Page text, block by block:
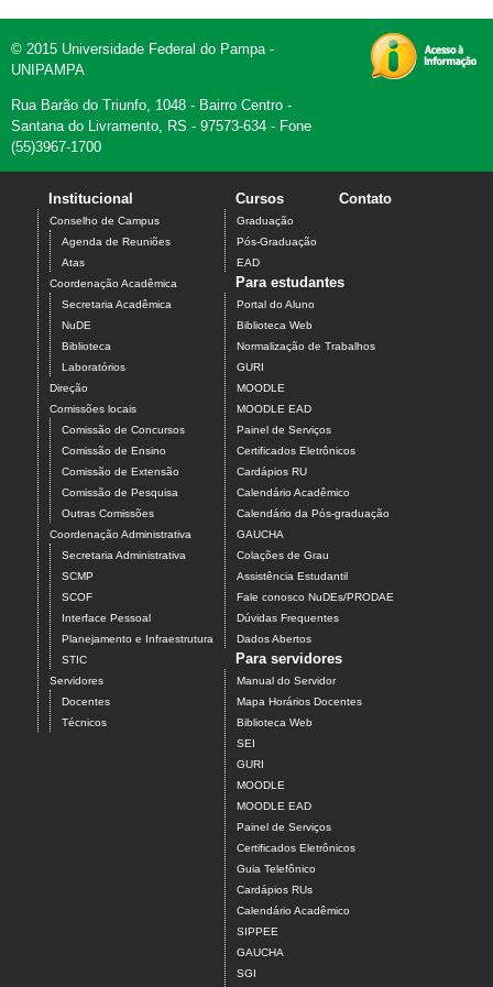
© 2015 Universidade Federal do Pampa -
UNIPAMPA
Rua Barão do Triunfo, 1048 - Bairro Centro -
Santana do Livramento, RS - 97573-634 - Fone
(55)3967-1700
Institucional
Conselho de Campus
Agenda de Reuniões
Atas
Coordenação Acadêmica
Secretaria Acadêmica
NuDE
Biblioteca
Laboratórios
Direção
Comissões locais
Comissão de Concursos
Comissão de Ensino
Comissão de Extensão
Comissão de Pesquisa
Outras Comissões
Coordenação Administrativa
Secretaria Administrativa
SCMP
SCOF
Interface Pessoal
Planejamento e Infraestrutura
STIC
Servidores
Docentes
Técnicos
Cursos
Graduação
Pós-Graduação
EAD
Contato
Para estudantes
Portal do Aluno
Biblioteca Web
Normalização de Trabalhos
GURI
MOODLE
MOODLE EAD
Painel de Serviços
Certificados Eletrônicos
Cardápios RU
Calendário Acadêmico
Calendário da Pós-graduação
GAUCHA
Colações de Grau
Assistência Estudantil
Fale conosco NuDEs/PRODAE
Dúvidas Frequentes
Dados Abertos
Para servidores
Manual do Servidor
Mapa Horários Docentes
Biblioteca Web
SEI
GURI
MOODLE
MOODLE EAD
Painel de Serviços
Certificados Eletrônicos
Guia Telefônico
Cardápios RUs
Calendário Acadêmico
SIPPEE
GAUCHA
SGI